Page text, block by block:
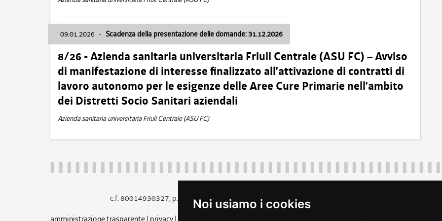
Noi usiamo i cookies
09.01.2026 - Scadenza della presentazione delle domande: 31.12.2026
8/26 - Azienda sanitaria universitaria Friuli Centrale (ASU FC) – Avviso
di manifestazione di interesse finalizzato all’attivazione di contratti di
lavoro autonomo per le esigenze delle Aree Cure Primarie nell’ambito
dei Distretti Socio Sanitari aziendali
Azienda sanitaria universitaria Friuli Centrale (ASU FC)
c.f. 80014930327; p.iva 00526040324
piazza Unità d'Italia 1 Trieste
amministrazione trasparente| privacy| dichiarazione di accessibilità